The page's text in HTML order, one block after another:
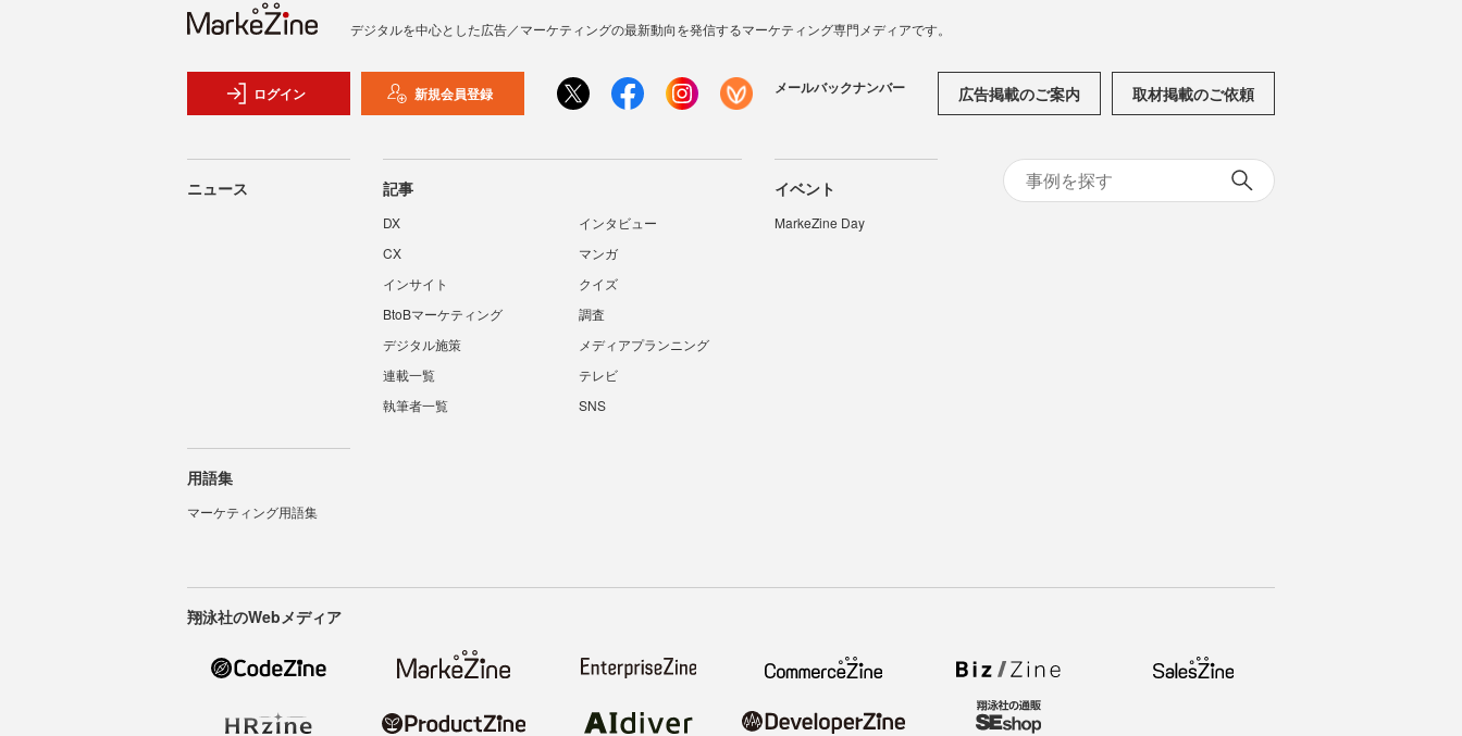
デジタルを中心とした広告／マーケティングの最新動向を発信するマーケティング専門メディアです。
ログイン 新規会員登録 メールバックナンバー 広告掲載のご案内 取材掲載のご依頼
ニュース 記事
DX
インタビュー
CX
マンガ
インサイト
クイズ
BtoBマーケティング
調査
デジタル施策
メディアプランニング
連載一覧
テレビ
執筆者一覧
SNS
イベント
MarkeZine Day
用語集
マーケティング用語集
翔泳社のWebメディア